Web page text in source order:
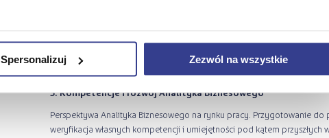
Spersonalizuj Zezwól na wszystkie
5. Kompetencje i rozwój Analityka Biznesowego
Perspektywa Analityka Biznesowego na rynku pracy. Przygotowanie do
weryfikacja własnych kompetencji i umiejętności pod kątem przyszłych